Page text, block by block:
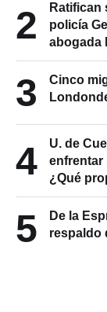
2
Ratifican
policía
abogada
3
Cinco
4
U. de
enfrentar
¿Qué
5
De la
respaldo